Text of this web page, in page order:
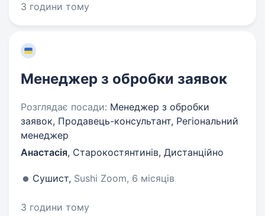
3 години тому
Менеджер з обробки заявок
Розглядає посади: Менеджер з обробки
заявок, Продавець-консультант, Регіональний
менеджер
Анастасія, Старокостянтинів, Дистанційно
Сушист, Sushi Zoom, 6 місяців
3 години тому